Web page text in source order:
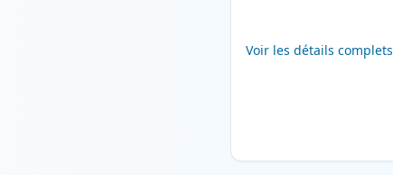
Voir les détails complets